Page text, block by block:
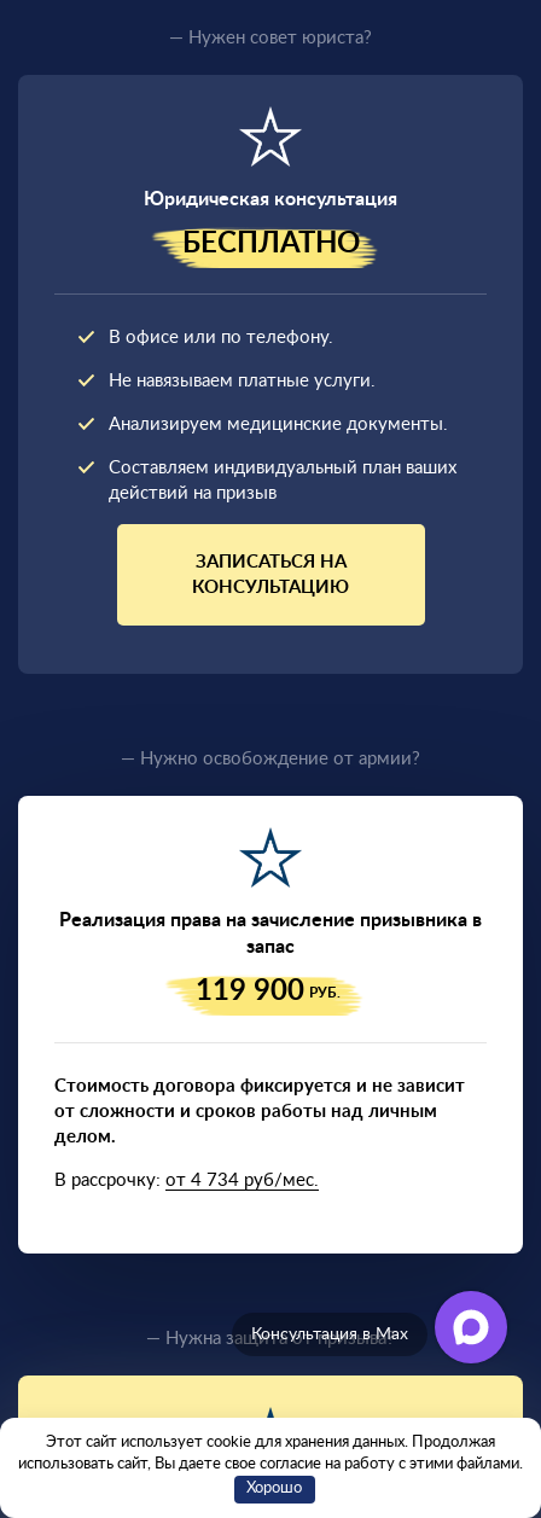
— Нужен совет юриста?
Юридическая консультация
БЕСПЛАТНО
В офисе или по телефону.
Не навязываем платные услуги.
Анализируем медицинские документы.
Составляем индивидуальный план ваших
действий на призыв
ЗАПИСАТЬСЯ НА
КОНСУЛЬТАЦИЮ
— Нужно освобождение от армии?
Реализация права на зачисление призывника в
запас
119 900 РУБ.
Стоимость договора фиксируется и не зависит
от сложности и сроков работы над личным
делом.
В рассрочку: от 4 734 руб/мес.
— Нужна защита от призыва?
Защита на 1 призыв
Отзывы клиентов
Этот сайт использует cookie для хранения данных. Продолжая
использовать сайт, Вы даете свое согласие на работу с этими файлами.
Хорошо